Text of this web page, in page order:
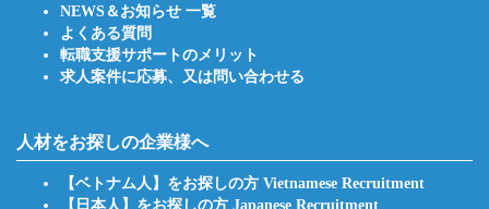
NEWS＆お知らせ 一覧
よくある質問
転職支援サポートのメリット
求人案件に応募、又は問い合わせる
人材をお探しの企業様へ
【ベトナム人】をお探しの方 Vietnamese Recruitment
【日本人】をお探しの方 Japanese Recruitment